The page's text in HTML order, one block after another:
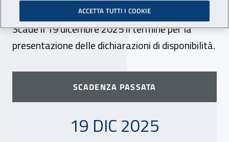
Brindisi
Scade il 19 dicembre 2025 il termine per la
presentazione delle dichiarazioni di disponibilità.
SCADENZA PASSATA
19 DICEMBRE 2025
19 DIC 2025
ACCETTA TUTTI I COOKIE